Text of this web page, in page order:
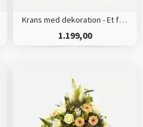
Krans med dekoration - Et farverigt farvel
1.199,00